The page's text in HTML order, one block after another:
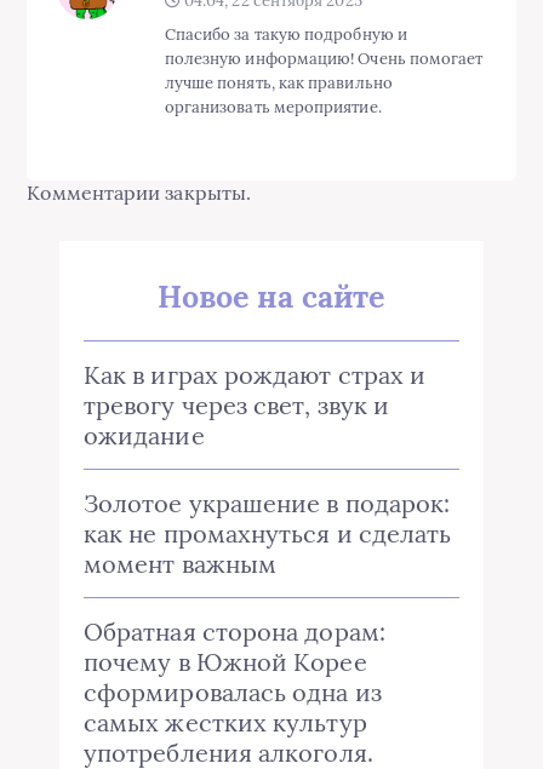
Спасибо за такую подробную и
полезную информацию! Очень помогает
лучше понять, как правильно
организовать мероприятие.
Комментарии закрыты.
Новое на сайте
Как в играх рождают страх и
тревогу через свет, звук и
ожидание
Золотое украшение в подарок:
как не промахнуться и сделать
момент важным
Обратная сторона дорам:
почему в Южной Корее
сформировалась одна из
самых жестких культур
употребления алкоголя.